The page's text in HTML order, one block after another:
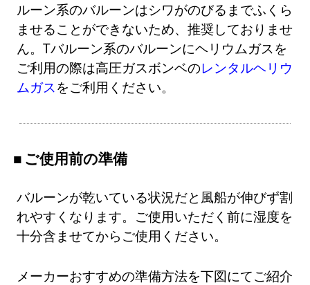
ルーン系のバルーンはシワがのびるまでふくら
ませることができないため、推奨しておりませ
ん。Tバルーン系のバルーンにヘリウムガスを
ご利用の際は高圧ガスボンベのレンタルヘリウ
ムガスをご利用ください。
ご使用前の準備
バルーンが乾いている状況だと風船が伸びず割
れやすくなります。ご使用いただく前に湿度を
十分含ませてからご使用ください。
メーカーおすすめの準備方法を下図にてご紹介